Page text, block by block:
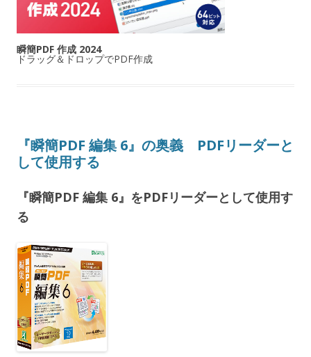
瞬簡PDF 作成 2024
ドラッグ＆ドロップでPDF作成
『瞬簡PDF 編集 6』の奥義 PDFリーダーと
して使用する
『瞬簡PDF 編集 6』をPDFリーダーとして使用す
る